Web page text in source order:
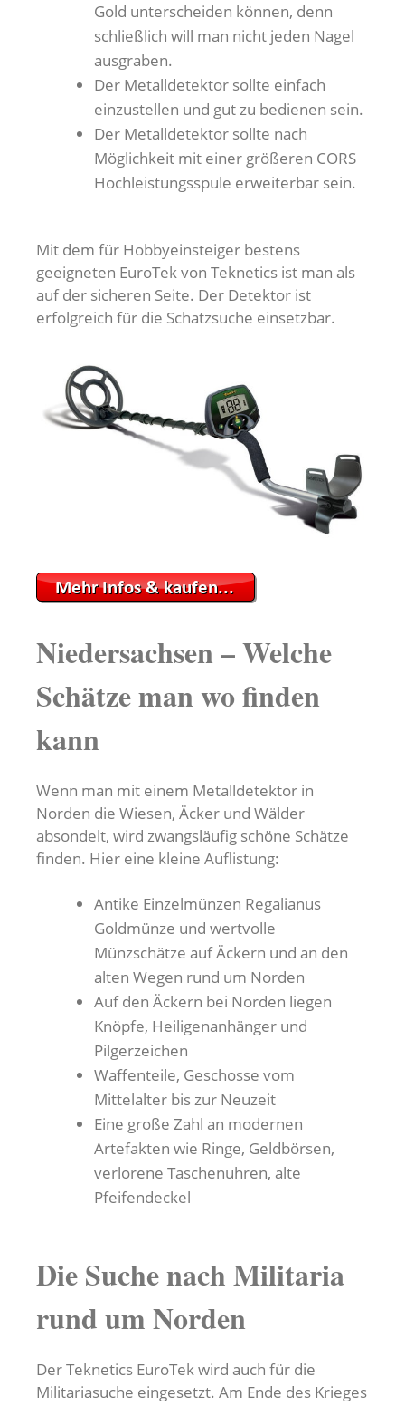
Gold unterscheiden können, denn
schließlich will man nicht jeden Nagel
ausgraben.
Der Metalldetektor sollte einfach
einzustellen und gut zu bedienen sein.
Der Metalldetektor sollte nach
Möglichkeit mit einer größeren CORS
Hochleistungsspule erweiterbar sein.
Mit dem für Hobbyeinsteiger bestens
geeigneten EuroTek von Teknetics ist man als
auf der sicheren Seite. Der Detektor ist
erfolgreich für die Schatzsuche einsetzbar.
Niedersachsen – Welche
Schätze man wo finden
kann
Wenn man mit einem Metalldetektor in
Norden die Wiesen, Äcker und Wälder
absondelt, wird zwangsläufig schöne Schätze
finden. Hier eine kleine Auflistung:
Antike Einzelmünzen Regalianus
Goldmünze und wertvolle
Münzschätze auf Äckern und an den
alten Wegen rund um Norden
Auf den Äckern bei Norden liegen
Knöpfe, Heiligenanhänger und
Pilgerzeichen
Waffenteile, Geschosse vom
Mittelalter bis zur Neuzeit
Eine große Zahl an modernen
Artefakten wie Ringe, Geldbörsen,
verlorene Taschenuhren, alte
Pfeifendeckel
Die Suche nach Militaria
rund um Norden
Der Teknetics EuroTek wird auch für die
Militariasuche eingesetzt. Am Ende des Krieges